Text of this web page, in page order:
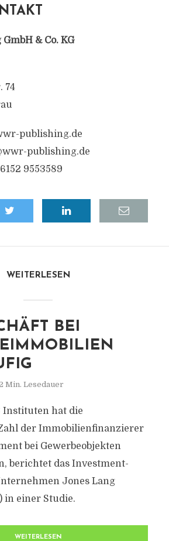
& Co. KG
74
publishing.de
publishing.de
9553589
WEITERLESEN
BEI
Min. Lesedauer
Instituten hat die
der Immobilienfinanzierer
bei Gewerbeobjekten
berichtet das Investment-
Jones Lang
in einer Studie.
WEITERLESEN